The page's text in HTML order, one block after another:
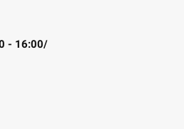
- 16:00/